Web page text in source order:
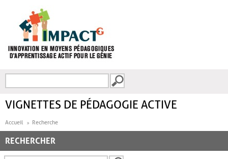
FORMULAIRE DE
VIGNETTES DE PÉDAGOGIE ACTIVE
Accueil Recherche
RECHERCHER